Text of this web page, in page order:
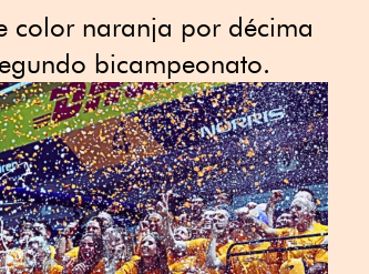
color naranja por décima
bicampeonato.